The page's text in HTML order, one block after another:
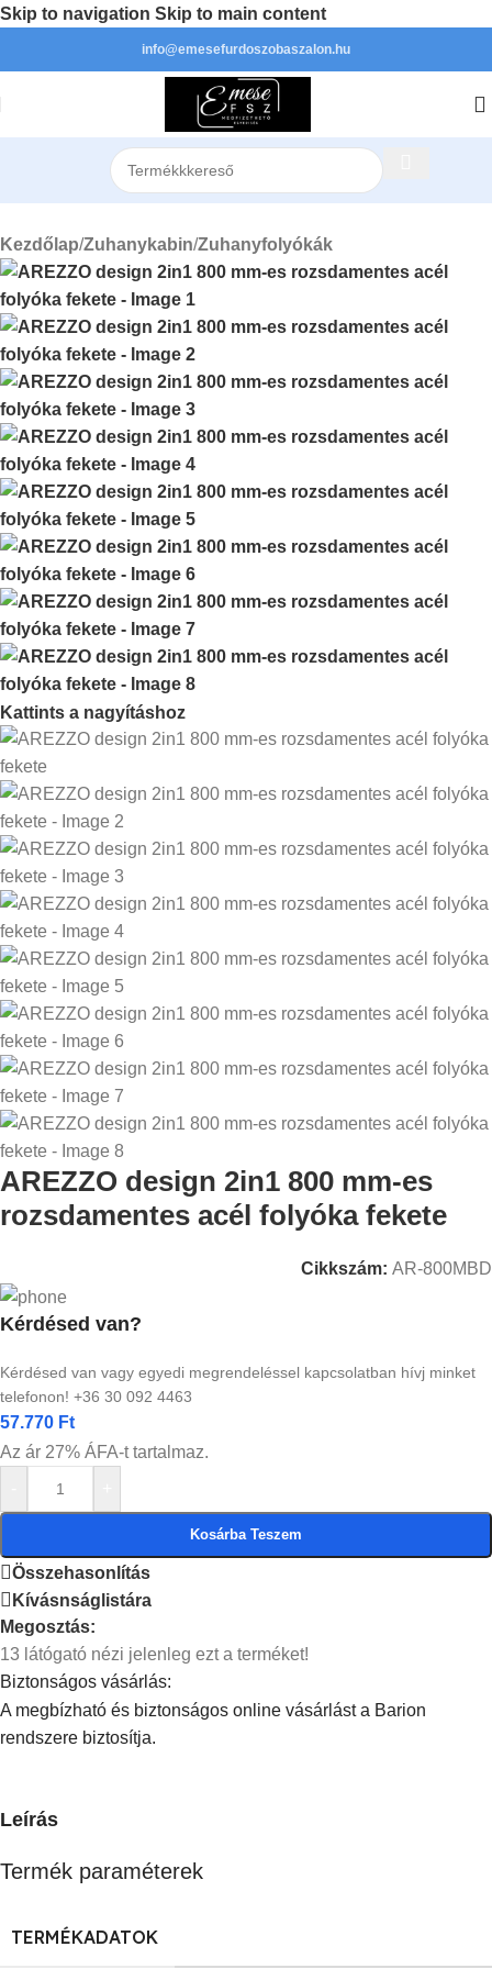
Skip to navigation Skip to main content
info@emesefurdoszobaszalon.hu
Kezdőlap/Zuhanykabin/Zuhanyfolyókák
Kattints a nagyításhoz
AREZZO design 2in1 800 mm-es
rozsdamentes acél folyóka fekete
Cikkszám: AR-800MBD
Kérdésed van?
Kérdésed van vagy egyedi megrendeléssel kapcsolatban hívj minket
telefonon! +36 30 092 4463
57.770 Ft
Az ár 27% ÁFA-t tartalmaz.
Kosárba Teszem
Összehasonlítás
Kívásnságlistára
Megosztás:
13 látógató nézi jelenleg ezt a terméket!
Biztonságos vásárlás:
A megbízható és biztonságos online vásárlást a Barion
rendszere biztosítja.
Leírás
Termék paraméterek
TERMÉKADATOK